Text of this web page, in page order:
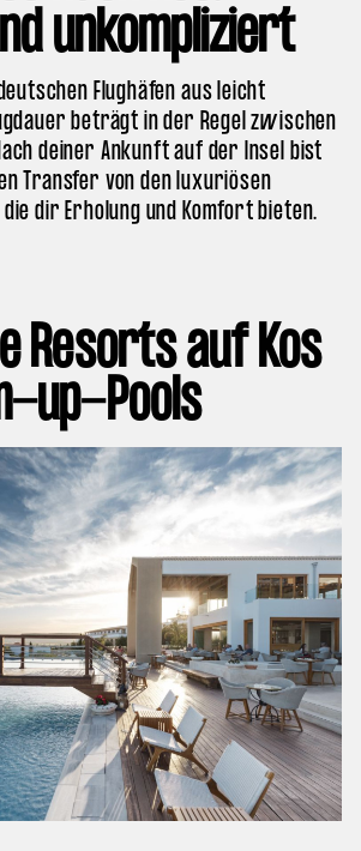
unkompliziert
Flughäfen aus leicht
beträgt in der Regel zwischen
deiner Ankunft auf der Insel bist
Transfer von den luxuriösen
dir Erholung und Komfort bieten.
Resorts auf Kos
up-Pools